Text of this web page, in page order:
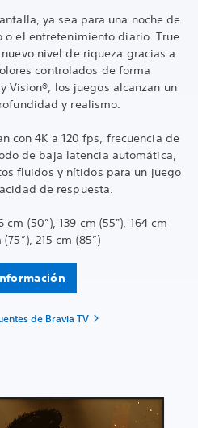
ya sea para una noche de
el entretenimiento diario. True
nivel de riqueza gracias a
controlados de forma
Vision®, los juegos alcanzan un
y realismo.
con 4K a 120 fps, frecuencia de
de baja latencia automática,
fluidos y nítidos para un juego
de respuesta.
(50”), 139 cm (55"), 164 cm
215 cm (85”)
de Bravia TV